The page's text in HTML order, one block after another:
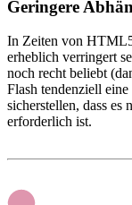
Geringere
In Zeiten von
erheblich verringert
noch recht beliebt
Flash tendenziell
sicherstellen, dass es
erforderlich ist.